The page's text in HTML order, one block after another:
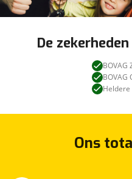
De
BOVAG
BOVAG
Heldere
Ons